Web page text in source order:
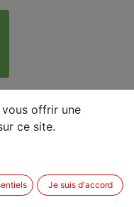
aspects de
factures, stocks,
ventes
offrir une
ce site.
Je suis d'accord